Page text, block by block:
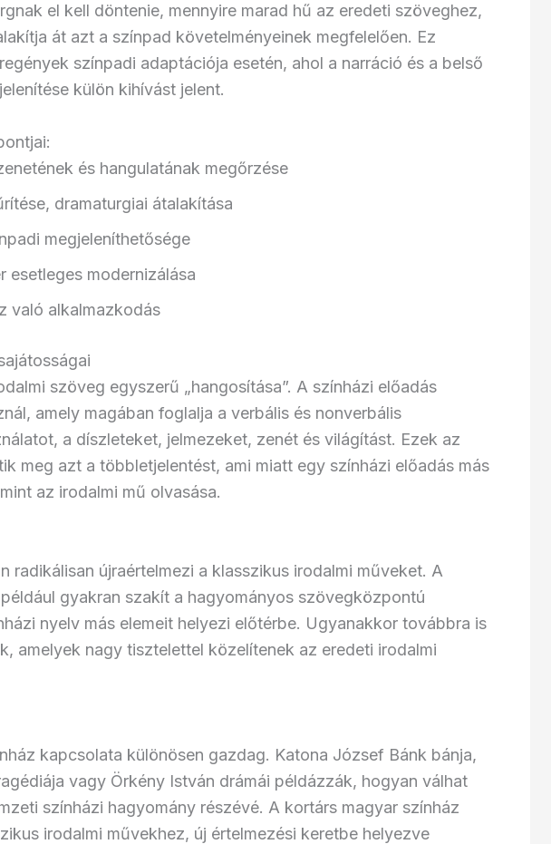
el kell döntenie, mennyire marad hű az eredeti szöveghez,
át azt a színpad követelményeinek megfelelően. Ez
színpadi adaptációja esetén, ahol a narráció és a belső
külön kihívást jelent.
és hangulatának megőrzése
dramaturgiai átalakítása
megjeleníthetősége
esetleges modernizálása
való alkalmazkodás
szöveg egyszerű „hangosítása”. A színházi előadás
amely magában foglalja a verbális és nonverbális
a díszleteket, jelmezeket, zenét és világítást. Ezek az
meg azt a többletjelentést, ami miatt egy színházi előadás más
az irodalmi mű olvasása.
radikálisan újraértelmezi a klasszikus irodalmi műveket. A
gyakran szakít a hagyományos szövegközpontú
nyelv más elemeit helyezi előtérbe. Ugyanakkor továbbra is
amelyek nagy tisztelettel közelítenek az eredeti irodalmi
kapcsolata különösen gazdag. Katona József Bánk bánja,
vagy Örkény István drámái példázzák, hogyan válhat
színházi hagyomány részévé. A kortárs magyar színház
irodalmi művekhez, új értelmezési keretbe helyezve